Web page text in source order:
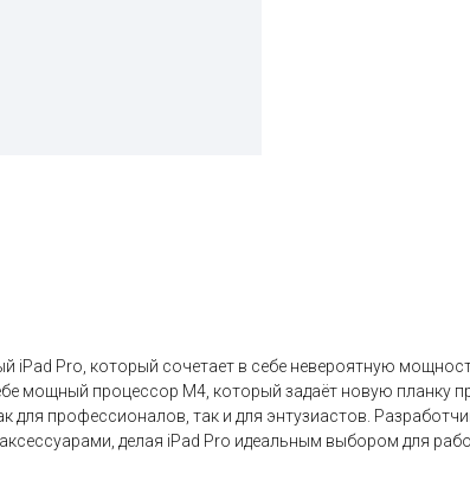
iPad Pro, который сочетает в себе невероятную
мощный процессор M4, который задаёт новую планку
для профессионалов, так и для энтузиастов.
делая iPad Pro идеальным выбором для